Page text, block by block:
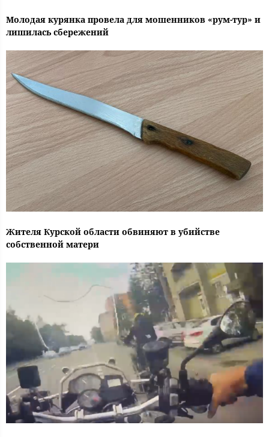
Молодая курянка провела для мошенников «рум-тур» и
лишилась сбережений
Жителя Курской области обвиняют в убийстве
собственной матери